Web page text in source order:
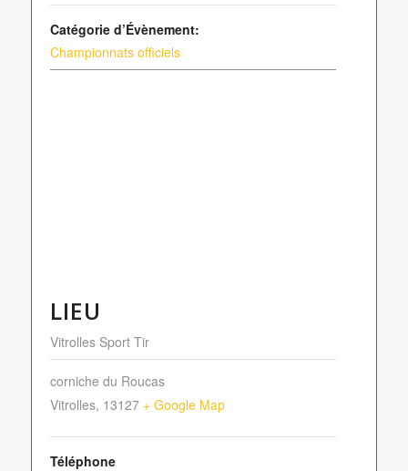
Catégorie d’Évènement:
Championnats officiels
LIEU
Vitrolles Sport Tir
corniche du Roucas
Vitrolles, 13127 + Google Map
Téléphone